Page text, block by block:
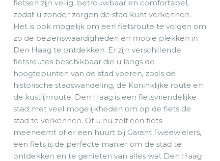
fietsen zijn veilig, betrouwbaar en comfortabel,
zodat u zonder zorgen de stad kunt verkennen.
Het is ook mogelijk om een fietsroute te volgen om
zo de bezienswaardigheden en mooie plekken in
Den Haag te ontdekken. Er zijn verschillende
fietsroutes beschikbaar die u langs de
hoogtepunten van de stad voeren, zoals de
historische stadswandeling, de Koninklijke route en
de kustlijnroute. Den Haag is een fietsvriendelijke
stad met veel mogelijkheden om op de fiets de
stad te verkennen. Of u nu zelf een fiets
meeneemt of er een huurt bij Garant Tweewielers,
een fiets is de perfecte manier om de stad te
ontdekken en te genieten van alles wat Den Haag